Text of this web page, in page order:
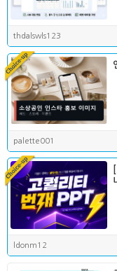
thdalswls123
palette001
ldonm12